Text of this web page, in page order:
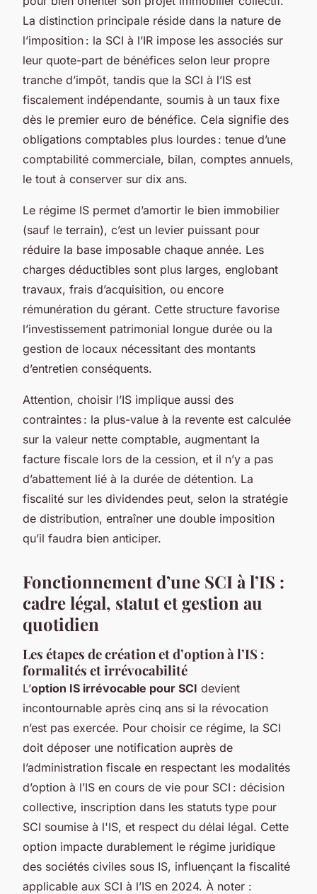
La distinction principale réside dans la nature de
l’imposition : la SCI à l’IR impose les associés sur
leur quote-part de bénéfices selon leur propre
tranche d’impôt, tandis que la SCI à l’IS est
fiscalement indépendante, soumis à un taux fixe
dès le premier euro de bénéfice. Cela signifie des
obligations comptables plus lourdes : tenue d’une
comptabilité commerciale, bilan, comptes annuels,
le tout à conserver sur dix ans.
Le régime IS permet d’amortir le bien immobilier
(sauf le terrain), c’est un levier puissant pour
réduire la base imposable chaque année. Les
charges déductibles sont plus larges, englobant
travaux, frais d’acquisition, ou encore
rémunération du gérant. Cette structure favorise
l’investissement patrimonial longue durée ou la
gestion de locaux nécessitant des montants
d’entretien conséquents.
Attention, choisir l’IS implique aussi des
contraintes : la plus-value à la revente est calculée
sur la valeur nette comptable, augmentant la
facture fiscale lors de la cession, et il n’y a pas
d’abattement lié à la durée de détention. La
fiscalité sur les dividendes peut, selon la stratégie
de distribution, entraîner une double imposition
qu’il faudra bien anticiper.
Fonctionnement d’une SCI à l’IS :
cadre légal, statut et gestion au
quotidien
Les étapes de création et d’option à l’IS :
formalités et irrévocabilité
L’option IS irrévocable pour SCI devient
incontournable après cinq ans si la révocation
n’est pas exercée. Pour choisir ce régime, la SCI
doit déposer une notification auprès de
l’administration fiscale en respectant les modalités
d’option à l’IS en cours de vie pour SCI : décision
collective, inscription dans les statuts type pour
SCI soumise à l'IS, et respect du délai légal. Cette
option impacte durablement le régime juridique
des sociétés civiles sous IS, influençant la fiscalité
applicable aux SCI à l’IS en 2024. À noter :